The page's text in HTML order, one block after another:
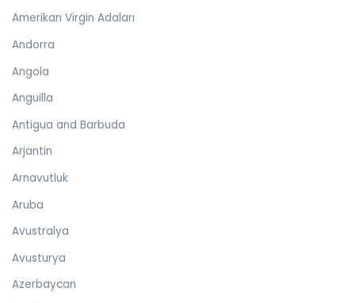
Amerikan Virgin Adaları
Andorra
Angola
Anguilla
Antigua and Barbuda
Arjantin
Arnavutluk
Aruba
Avustralya
Avusturya
Azerbaycan